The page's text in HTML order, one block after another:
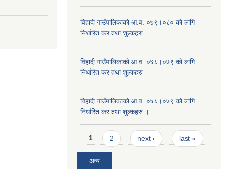
विहादी गाउँपालिकाको आ.व. ०७९।०८० को लागि
निर्धारित कर तथा शुल्कहरु
विहादी गाउँपालिकाको आ.व. ०७८।०७९ को लागि
निर्धारित कर तथा शुल्कहरु
विहादी गाउँपालिकाको आ.व. ०७८।०७९ को लागि
निर्धारित कर तथा शुल्कहरु ।
Pages
1 2 next › last »
अन्य